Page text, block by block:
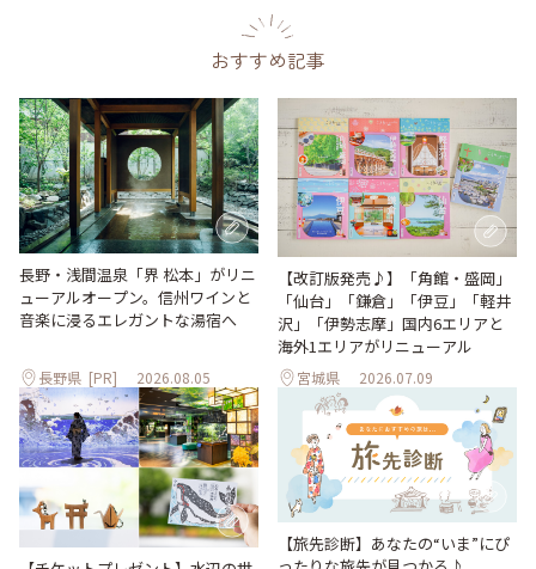
おすすめ記事
長野・浅間温泉「界 松本」がリニ
ューアルオープン。信州ワインと
音楽に浸るエレガントな湯宿へ
長野県 [PR] 2026.08.05
【改訂版発売♪】「角館・盛岡」
「仙台」「鎌倉」「伊豆」「軽井
沢」「伊勢志摩」国内6エリアと
海外1エリアがリニューアル
宮城県 2026.07.09
【旅先診断】あなたの“いま”にぴ